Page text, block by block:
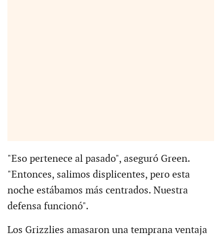
"Eso pertenece al pasado", aseguró Green.
"Entonces, salimos displicentes, pero esta
noche estábamos más centrados. Nuestra
defensa funcionó".
Los Grizzlies amasaron una temprana ventaja